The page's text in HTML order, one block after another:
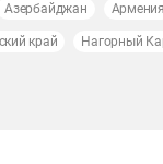
Азербайджан Армения
край Нагорный